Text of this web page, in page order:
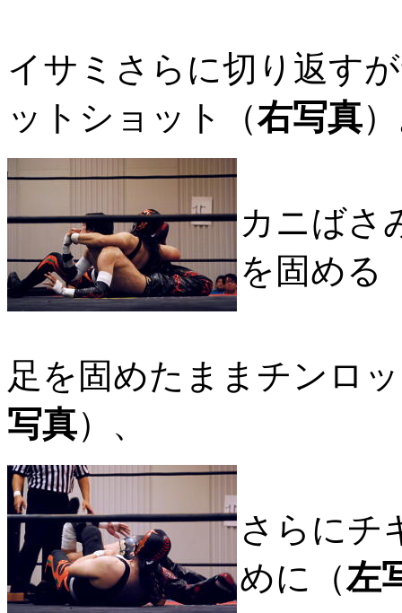
イサミさらに切り返す
ットショット（右写真
カニばさ
を固める
足を固めたままチンロ
写真）、
さらにチ
めに（左